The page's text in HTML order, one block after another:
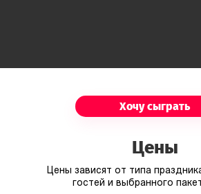
Хочу сыграть
Цены
Цены зависят от типа
гостей и выбранного